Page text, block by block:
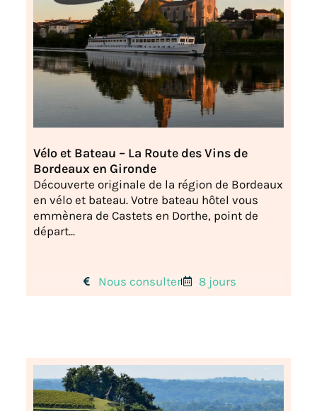
Vélo et Bateau – La Route des Vins de
Bordeaux en Gironde
Découverte originale de la région de Bordeaux
en vélo et bateau. Votre bateau hôtel vous
emmènera de Castets en Dorthe, point de
départ...
Nous consulter 8 jours